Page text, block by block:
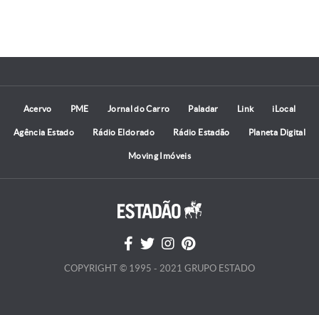
Acervo PME Jornal do Carro Paladar Link iLocal
Agência Estado Rádio Eldorado Rádio Estadão Planeta Digital
Moving Imóveis
COPYRIGHT © 1995 - 2021 GRUPO ESTADO